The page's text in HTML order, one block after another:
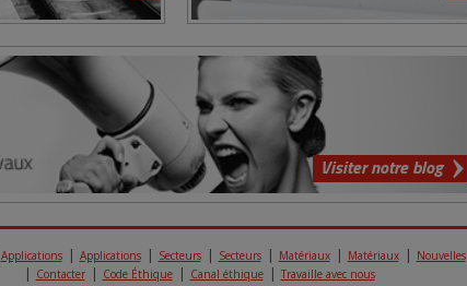
Visiter notre blog
Applications Applications Secteurs Secteurs Matériaux Matériaux
Nouvelles
Contacter
Code Éthique Canal éthique Travaille avec nous